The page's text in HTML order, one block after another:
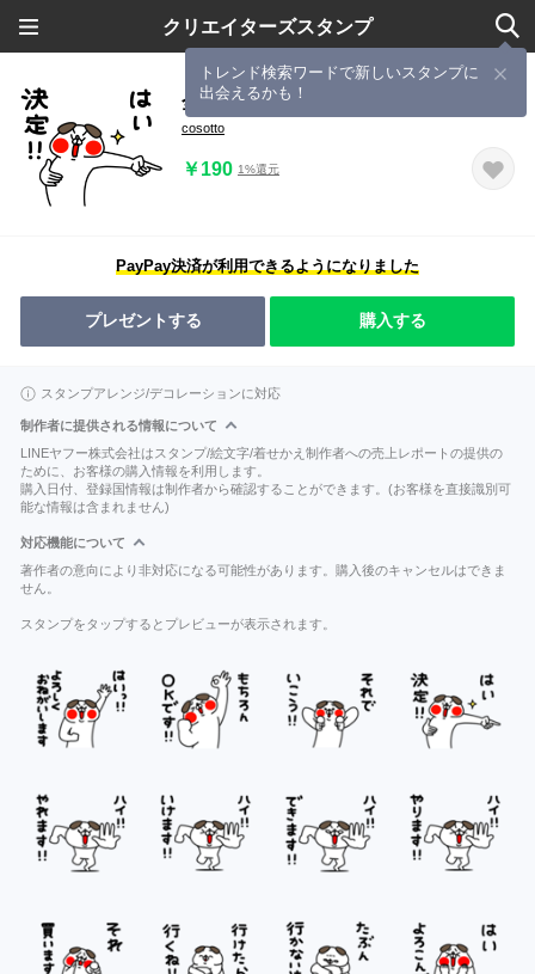
クリエイターズスタンプ
トレンド検索ワードで新しいスタンプに
出会えるかも！
全力いぬ大決断編
cosotto
￥190 1%還元
PayPay決済が利用できるようになりました
プレゼントする 購入する
スタンプアレンジ/デコレーションに対応
制作者に提供される情報について
LINEヤフー株式会社はスタンプ/絵文字/着せかえ制作者への売上レポートの提供の
ために、お客様の購入情報を利用します。
購入日付、登録国情報は制作者から確認することができます。(お客様を直接識別可
能な情報は含まれません)
対応機能について
著作者の意向により非対応になる可能性があります。購入後のキャンセルはできま
せん。
スタンプをタップするとプレビューが表示されます。